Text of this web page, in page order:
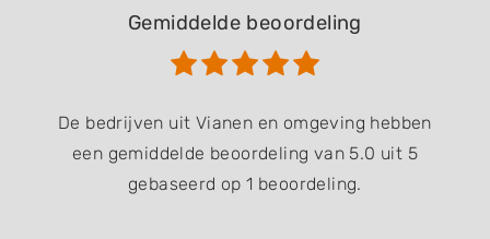
Gemiddelde beoordeling
De bedrijven uit Vianen en omgeving hebben
een gemiddelde beoordeling van 5.0 uit 5
gebaseerd op 1 beoordeling.